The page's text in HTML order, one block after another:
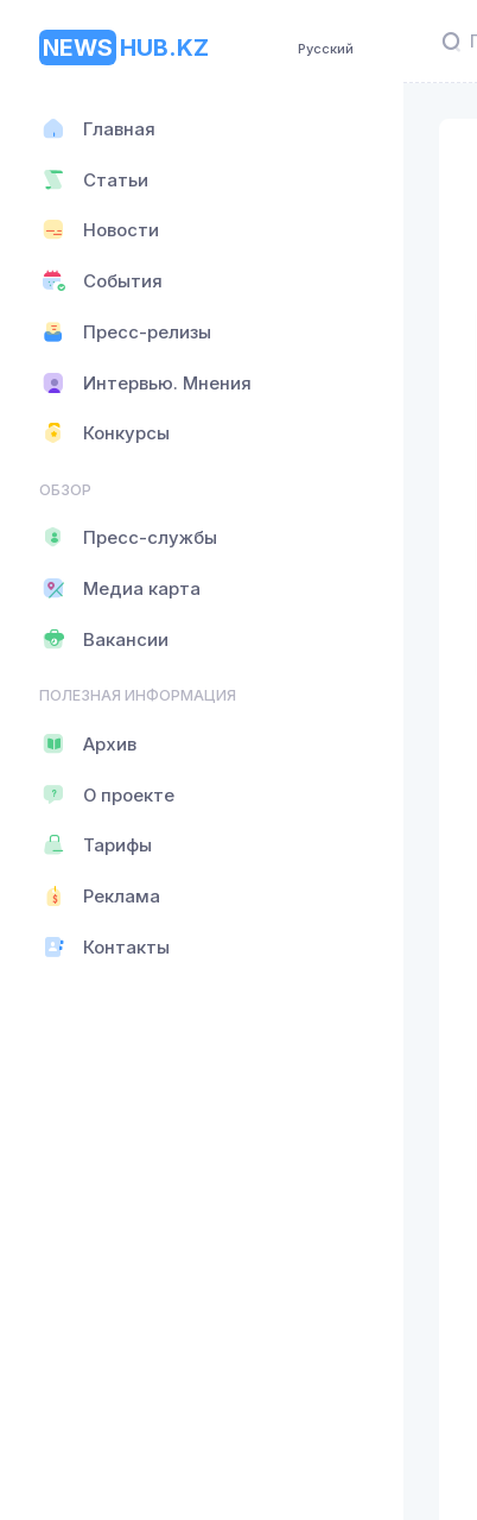
NEWS HUB.KZ Русский
Главная
Статьи
Новости
События
Пресс-релизы
Интервью. Мнения
Конкурсы
ОБЗОР
Пресс-службы
Медиа карта
Вакансии
ПОЛЕЗНАЯ ИНФОРМАЦИЯ
Архив
О проекте
Тарифы
Реклама
Контакты